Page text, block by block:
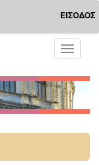
ΕΙΣΟΔΟΣ
Toggle